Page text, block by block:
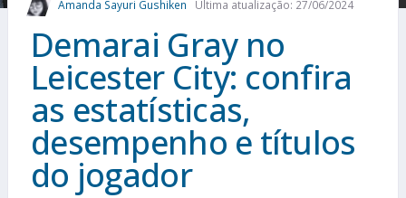
Amanda Sayuri Gushiken Última atualização: 27/06/2024
Demarai Gray no
Leicester City: confira
as estatísticas,
desempenho e títulos
do jogador